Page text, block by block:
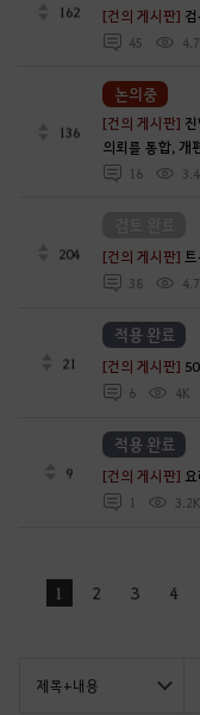
162 [건의 게시판]
45
136
[건의 게시판]
의뢰를 통합, 개
16
논의중
204 [건의 게시판]
38
21 [건의 게시판]
6 4K
적용 완료
9 [건의 게시판]
1 3.2K
적용 완료
1 2 3 4